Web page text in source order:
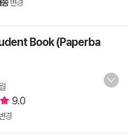
변경
Book (Paperba
9.0
변경